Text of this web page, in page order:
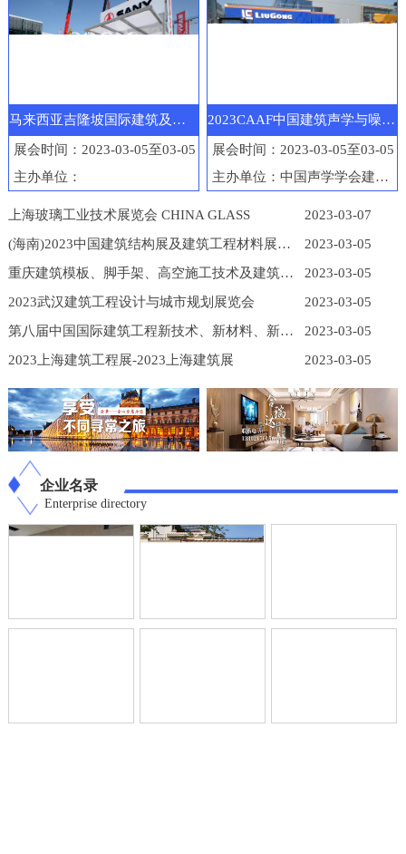
马来西亚吉隆坡国际建筑及工程机械展览会
展会时间：2023-03-05至03-05
主办单位：
2023CAAF中国建筑声学与噪声控制产业博览会
展会时间：2023-03-05至03-05
主办单位：中国声学学会建筑声学分会
上海玻璃工业技术展览会 CHINA GLASS
2023-03-07
(海南)2023中国建筑结构展及建筑工程材料展览会
2023-03-05
重庆建筑模板、脚手架、高空施工技术及建筑工程机械展
2023-03-05
2023武汉建筑工程设计与城市规划展览会
2023-03-05
第八届中国国际建筑工程新技术、新材料、新工艺及新装备博览会
2023-03-05
2023上海建筑工程展-2023上海建筑展
2023-03-05
企业名录
Enterprise directory